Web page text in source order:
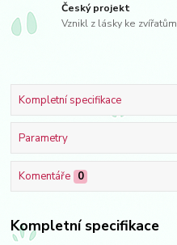
Český projekt
Vznikl z lásky ke
Kompletní specifikace
Parametry
Komentáře 0
Kompletní specifikace